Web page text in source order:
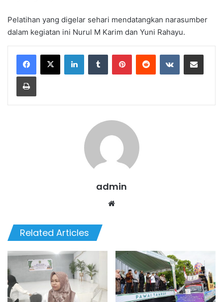
Pelatihan yang digelar sehari mendatangkan narasumber
dalam kegiatan ini Nurul M Karim dan Yuni Rahayu.
admin
Related Articles